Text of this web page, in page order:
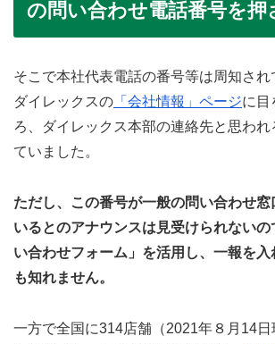
の問い合わせ電話番号を押
そこで本社代表電話の番号等は周知され
ダイレックスの 「会社情報」ページに目
ろ、ダイレックス本部の連絡先と思わ
ていました。
ただし、この番号が一般の問い合わせ
いるとのアナウンスは見受けられないの
い合わせフォーム」を活用し、一報を
も知れません。
一方で全国に314店舗（2021年８月14日